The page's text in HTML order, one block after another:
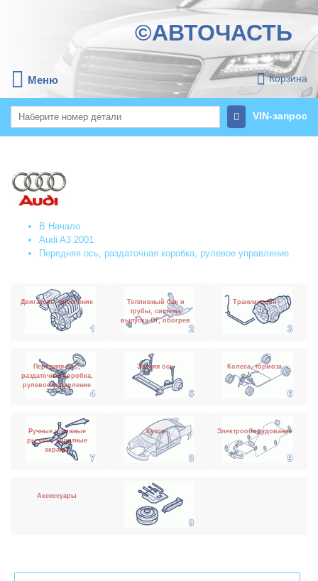
©АВТОЧАСТЬ
Меню Корзина
VIN-запрос
В Начало
Audi A3 2001
Передняя ось, раздаточная коробка, рулевое управление
Двигатель, сцепление
Топливный бак и
трубы, система
выпуска ОГ, обогрев
Трансмиссия
Передняя ось,
раздаточная коробка,
рулевое управление
Задняя ось Колеса, тормоза
Ручные и ножные
рычаги, защитные
экраны
Кузов Электрооборудование
Аксессуары